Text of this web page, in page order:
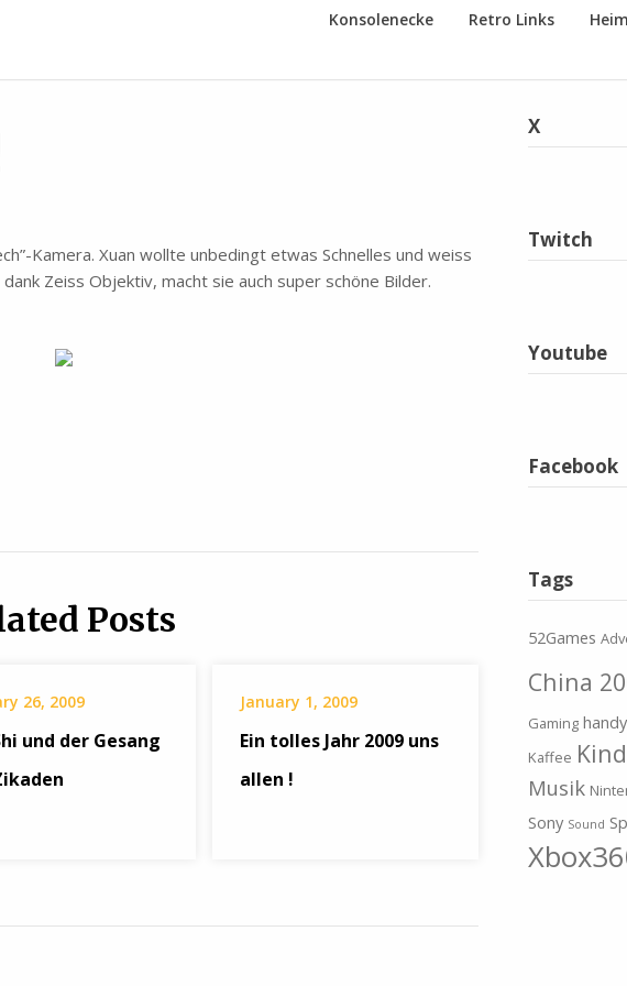
Konsolenecke Retro Links
Kamera. Xuan wollte unbedingt etwas Schnelles und weiss
Zeiss Objektiv, macht sie auch super schöne Bilder.
Posts
26, 2009
und der Gesang
January 1, 2009
Ein tolles Jahr 2009 uns
allen !
X
Twitch
Youtube
Facebook
Tags
52Games
China
Gaming handy
Kaffee
Musik
Sony Sound